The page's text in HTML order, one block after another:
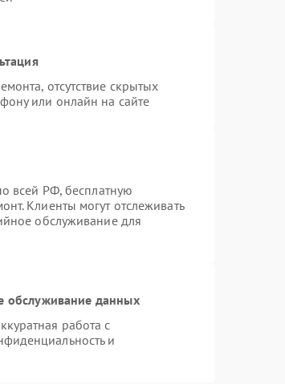
отсутствие скрытых
или онлайн на сайте
всей РФ, бесплатную
Клиенты могут отслеживать
обслуживание для
обслуживание данных
работа с
и